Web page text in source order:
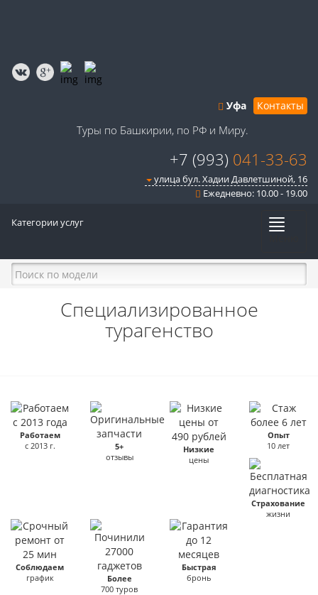
Уфа Контакты
Туры по Башкирии, по РФ и Миру.
+7 (993) 041-33-63
улица бул. Хадии Давлетшиной, 16
Ежедневно: 10.00 - 19.00
Категории услуг
Специализированное
турагенство
Работаем
с 2013 г.
5+
отзывы
Низкие
цены
Опыт
10 лет
Страхование
жизни
Соблюдаем
график
Более
700 туров
Быстрая
бронь